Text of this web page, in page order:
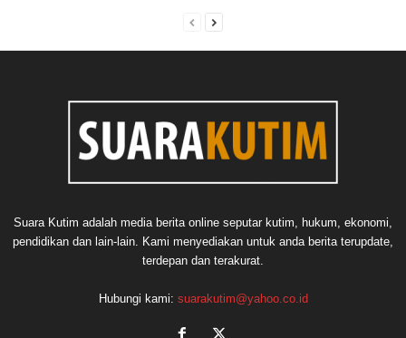
Suara Kutim adalah media berita online seputar kutim, hukum, ekonomi,
pendidikan dan lain-lain. Kami menyediakan untuk anda berita terupdate,
terdepan dan terakurat.
Hubungi kami: suarakutim@yahoo.co.id